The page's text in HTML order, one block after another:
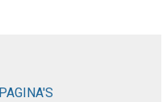
PAGINA'S